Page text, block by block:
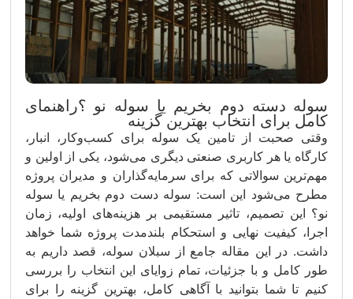
سوله دسته دوم بخریم یا سوله نو ؟راهنمای
کامل برای انتخاب بهترین گزینه
وقتی صحبت از تامین یک سوله برای کسب‌وکار، انبار،
کارگاه یا هر کاربری صنعتی دیگری می‌شود، یکی از اولین و
مهم‌ترین سوالاتی که برای سرمایه‌گذاران و مدیران پروژه
مطرح می‌شود این است: سوله دست‌ دوم بخریم یا سوله
نو؟ این تصمیم، تاثیر مستقیمی بر هزینه‌های اولیه، زمان
اجرا، کیفیت نهایی و استحکام بلندمدت پروژه شما خواهد
داشت. در این مقاله جامع از سبلان سوله، قصد داریم به
طور کامل و با جزئیات، تمام زوایای این انتخاب را بررسی
کنیم تا شما بتوانید با آگاهی کامل، بهترین گزینه را برای